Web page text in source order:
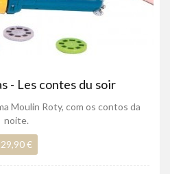
- Les contes du soir
Moulin Roty, com os contos da
noite.
29,90 €